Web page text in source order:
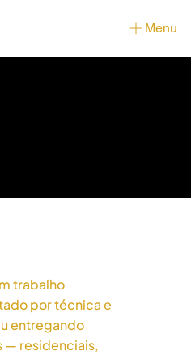
Menu
trabalho
por técnica e
entregando
— residenciais,